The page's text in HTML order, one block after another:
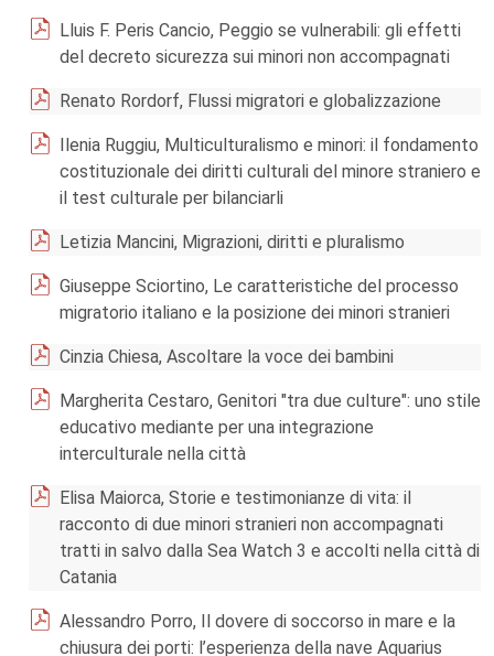
Lluis F. Peris Cancio, Peggio se vulnerabili: gli effetti
del decreto sicurezza sui minori non accompagnati
Renato Rordorf, Flussi migratori e globalizzazione
Ilenia Ruggiu, Multiculturalismo e minori: il fondamento
costituzionale dei diritti culturali del minore straniero e
il test culturale per bilanciarli
Letizia Mancini, Migrazioni, diritti e pluralismo
Giuseppe Sciortino, Le caratteristiche del processo
migratorio italiano e la posizione dei minori stranieri
Cinzia Chiesa, Ascoltare la voce dei bambini
Margherita Cestaro, Genitori "tra due culture": uno stile
educativo mediante per una integrazione
interculturale nella città
Elisa Maiorca, Storie e testimonianze di vita: il
racconto di due minori stranieri non accompagnati
tratti in salvo dalla Sea Watch 3 e accolti nella città di
Catania
Alessandro Porro, Il dovere di soccorso in mare e la
chiusura dei porti: l’esperienza della nave Aquarius